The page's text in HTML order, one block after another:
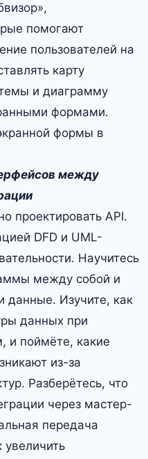
помогают
пользователей на
карту
и диаграмму
формами.
формы в
между
проектировать API.
DFD и UML-
Научитесь
между собой и
данные. Изучите, как
данных при
и поймёте, какие
из-за
Разберётесь, что
через мастер-
передача